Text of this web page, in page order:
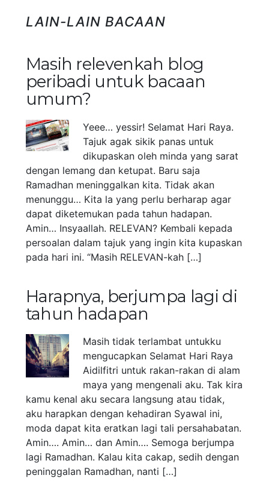
LAIN-LAIN BACAAN
Masih relevenkah blog
peribadi untuk bacaan
umum?
Yeee… yessir! Selamat Hari Raya.
Tajuk agak sikik panas untuk
dikupaskan oleh minda yang sarat
dengan lemang dan ketupat. Baru saja
Ramadhan meninggalkan kita. Tidak akan
menunggu… Kita la yang perlu berharap agar
dapat diketemukan pada tahun hadapan.
Amin… Insyaallah. RELEVAN? Kembali kepada
persoalan dalam tajuk yang ingin kita kupaskan
pada hari ini. “Masih RELEVAN-kah […]
Harapnya, berjumpa lagi di
tahun hadapan
Masih tidak terlambat untukku
mengucapkan Selamat Hari Raya
Aidilfitri untuk rakan-rakan di alam
maya yang mengenali aku. Tak kira
kamu kenal aku secara langsung atau tidak,
aku harapkan dengan kehadiran Syawal ini,
moda dapat kita eratkan lagi tali persahabatan.
Amin…. Amin… dan Amin…. Semoga berjumpa
lagi Ramadhan. Kalau kita cakap, sedih dengan
peninggalan Ramadhan, nanti […]